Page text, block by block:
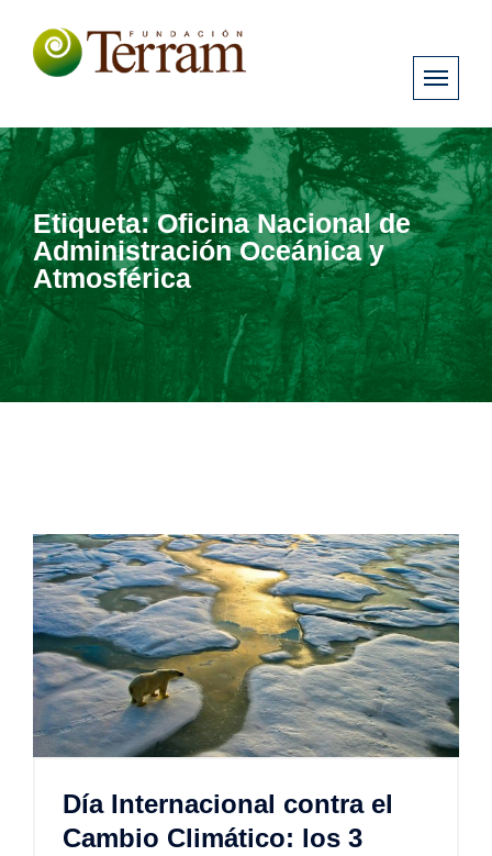
Etiqueta:Oficina Nacional de
Administración Oceánica y
Atmosférica
Día Internacional contra el
Cambio Climático: los 3